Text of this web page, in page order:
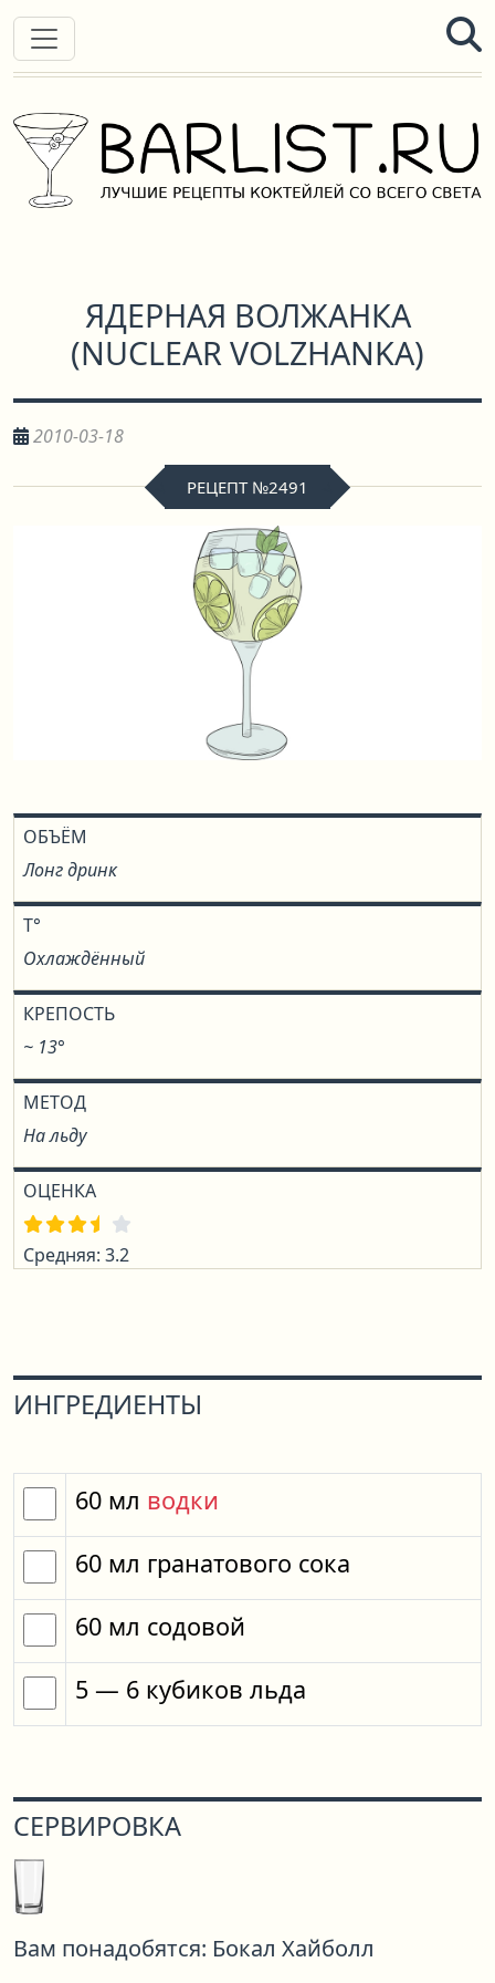
ЯДЕРНАЯ ВОЛЖАНКА
(NUCLEAR VOLZHANKA)
2010-03-18
РЕЦЕПТ №2491
ОБЪЁМ
Лонг дринк
T°
Охлаждённый
КРЕПОСТЬ
~ 13°
МЕТОД
На льду
ОЦЕНКА
Средняя: 3.2
ИНГРЕДИЕНТЫ
60 мл водки
60 мл гранатового сока
60 мл содовой
5 — 6 кубиков льда
СЕРВИРОВКА
Вам понадобятся: Бокал Хайболл